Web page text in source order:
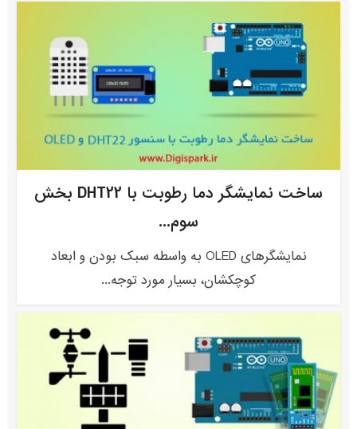
ساخت نمایشگر دما رطوبت با DHT22 بخش
سوم...
نمایشگرهای OLED به واسطه سبک بودن و ابعاد
کوچکشان، بسیار مورد توجه...